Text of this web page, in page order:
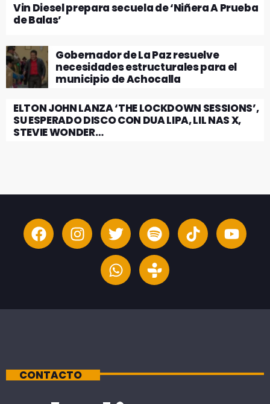
Vin Diesel prepara secuela de ‘Niñera A Prueba
de Balas’
Gobernador de La Paz resuelve
necesidades estructurales para el
municipio de Achocalla
ELTON JOHN LANZA ‘THE LOCKDOWN SESSIONS’,
SU ESPERADO DISCO CON DUA LIPA, LIL NAS X,
STEVIE WONDER…
CONTACTO